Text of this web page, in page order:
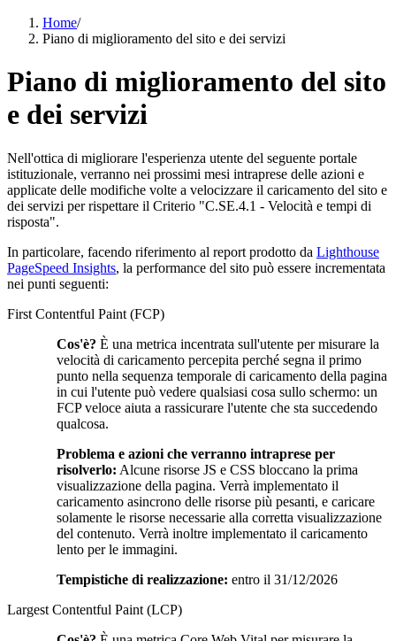
Home/
Piano di miglioramento del sito e dei servizi
Piano di miglioramento del sito
e dei servizi
Nell'ottica di migliorare l'esperienza utente del seguente portale
istituzionale, verranno nei prossimi mesi intraprese delle azioni e
applicate delle modifiche volte a velocizzare il caricamento del sito e
dei servizi per rispettare il Criterio "C.SE.4.1 - Velocità e tempi di
risposta".
In particolare, facendo riferimento al report prodotto da Lighthouse
PageSpeed Insights, la performance del sito può essere incrementata
nei punti seguenti:
First Contentful Paint (FCP)
Cos'è? È una metrica incentrata sull'utente per misurare la
velocità di caricamento percepita perché segna il primo
punto nella sequenza temporale di caricamento della pagina
in cui l'utente può vedere qualsiasi cosa sullo schermo: un
FCP veloce aiuta a rassicurare l'utente che sta succedendo
qualcosa.
Problema e azioni che verranno intraprese per
risolverlo: Alcune risorse JS e CSS bloccano la prima
visualizzazione della pagina. Verrà implementato il
caricamento asincrono delle risorse più pesanti, e caricare
solamente le risorse necessarie alla corretta visualizzazione
del contenuto. Verrà inoltre implementato il caricamento
lento per le immagini.
Tempistiche di realizzazione: entro il 31/12/2026
Largest Contentful Paint (LCP)